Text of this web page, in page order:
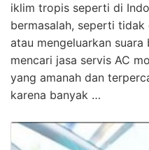
iklim tropis seperti di
bermasalah, seperti
atau mengeluarkan suara
mencari jasa servis AC
yang amanah dan
karena banyak …